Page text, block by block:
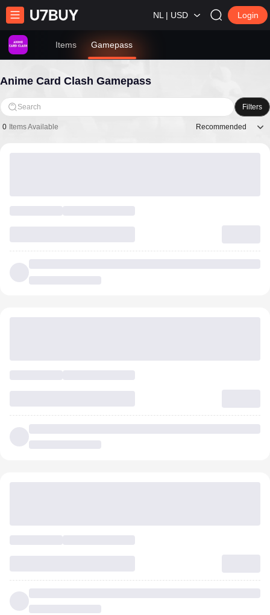
NL | USD Login
Items Gamepass
Anime Card Clash Gamepass
Search Filters
0 Items Available Recommended